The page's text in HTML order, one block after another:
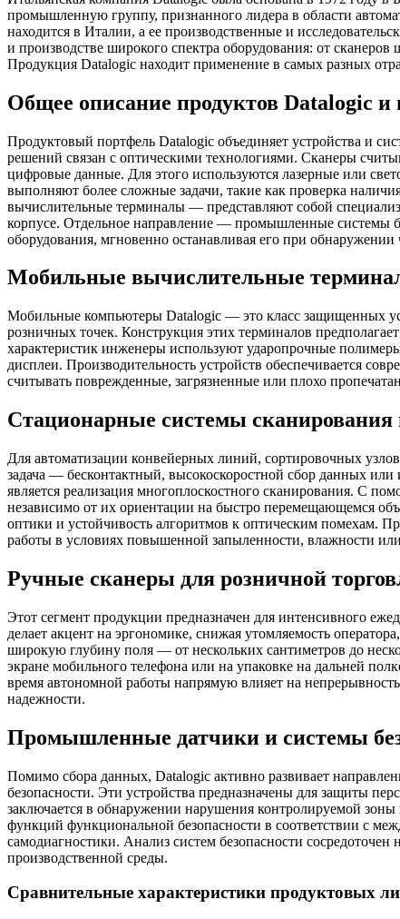
промышленную группу, признанного лидера в области
находится в Италии, а ее производственные и
и производстве широкого спектра оборудования: от
Продукция Datalogic находит применение в самых разных
Общее описание продуктов Datalogic
Продуктовый портфель Datalogic объединяет устройства и
решений связан с оптическими технологиями. Сканеры
цифровые данные. Для этого используются лазерные или
выполняют более сложные задачи, такие как проверка
вычислительные терминалы — представляют собой
корпусе. Отдельное направление — промышленные системы
оборудования, мгновенно останавливая его при обнаружении
Мобильные вычислительные
Мобильные компьютеры Datalogic — это класс защищенных
розничных точек. Конструкция этих терминалов
характеристик инженеры используют ударопрочные
дисплеи. Производительность устройств обеспечивается
считывать поврежденные, загрязненные или плохо
Стационарные системы
Для автоматизации конвейерных линий, сортировочных
задача — бесконтактный, высокоскоростной сбор данных или
является реализация многоплоскостного сканирования. С
независимо от их ориентации на быстро перемещающемся
оптики и устойчивость алгоритмов к оптическим помехам.
работы в условиях повышенной запыленности, влажности
Ручные сканеры для розничной
Этот сегмент продукции предназначен для интенсивного
делает акцент на эргономике, снижая утомляемость
широкую глубину поля — от нескольких сантиметров до
экране мобильного телефона или на упаковке на дальней
время автономной работы напрямую влияет на
надежности.
Промышленные датчики и системы
Помимо сбора данных, Datalogic активно развивает
безопасности. Эти устройства предназначены для защиты
заключается в обнаружении нарушения контролируемой зоны
функций функциональной безопасности в соответствии с
самодиагностики. Анализ систем безопасности
производственной среды.
Сравнительные характеристики продуктовых